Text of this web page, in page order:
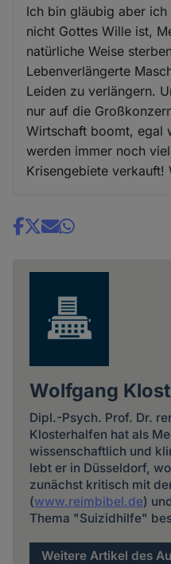
Ich bin gläubig aber
nicht Gottes Wille ist,
natürliche Weise
Lebenverlängerte
Leiden zu verlängern.
nur auf die
Wirtschaft boomt, egal
werden immer noch
Krisengebiete verkauft!
Share
Wolfgang
Dipl.-Psych. Prof. Dr.
Klosterhalfen hat als
wissenschaftlich und
lebt er in Düsseldorf,
zunächst kritisch mit
(www.reimbibel.de)
Thema "Suizidhilfe"
Weitere Artikel des